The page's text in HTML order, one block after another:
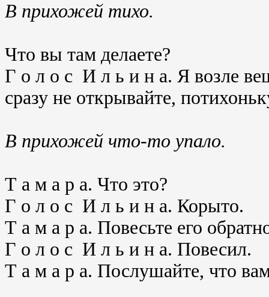
В прихожей тихо.
Что вы там делаете?
Г о л о с И л ь и н а. Я возле
сразу не открывайте,
В прихожей что-то упало.
Т а м а р а. Что это?
Г о л о с И л ь и н а. Корыто.
Т а м а р а. Повесьте его
Г о л о с И л ь и н а. Повесил.
Т а м а р а. Послушайте, что